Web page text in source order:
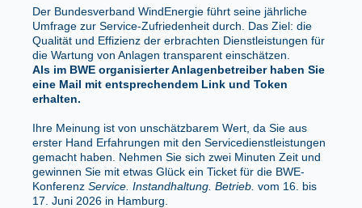
Der Bundesverband WindEnergie führt seine jährliche
Umfrage zur Service-Zufriedenheit durch. Das Ziel: die
Qualität und Effizienz der erbrachten Dienstleistungen für
die Wartung von Anlagen transparent einschätzen.
Als im BWE organisierter Anlagenbetreiber haben Sie
eine Mail mit entsprechendem Link und Token
erhalten.
Ihre Meinung ist von unschätzbarem Wert, da Sie aus
erster Hand Erfahrungen mit den Servicedienstleistungen
gemacht haben. Nehmen Sie sich zwei Minuten Zeit und
gewinnen Sie mit etwas Glück ein Ticket für die BWE-
Konferenz Service. Instandhaltung. Betrieb. vom 16. bis
17. Juni 2026 in Hamburg.